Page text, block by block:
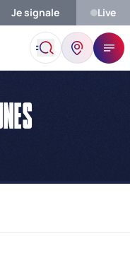
Je signale Live